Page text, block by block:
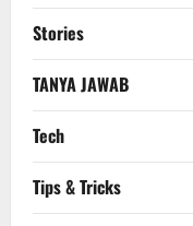
Stories
TANYA JAWAB
Tech
Tips & Tricks